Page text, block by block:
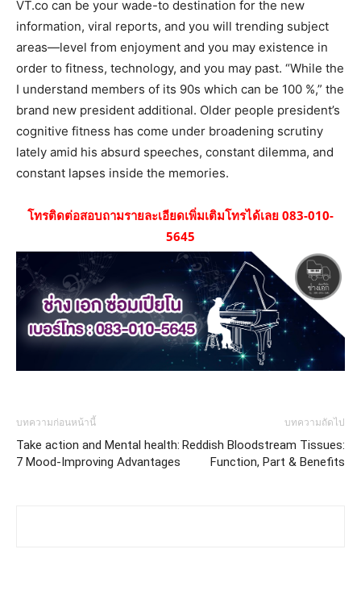
VT.co can be your wade-to destination for the new
information, viral reports, and you will trending subject
areas—level from enjoyment and you may existence in
order to fitness, technology, and you may past. “While the
I understand members of its 90s which can be 100 %,” the
brand new president additional. Older people president’s
cognitive fitness has come under broadening scrutiny
lately amid his absurd speeches, constant dilemma, and
constant lapses inside the memories.
โทรติดต่อสอบถามรายละเอียดเพิ่มเติมโทรได้เลย 083-010-
5645
บทความก่อนหน้านี้
Take action and Mental health:
7 Mood-Improving Advantages
บทความถัดไป
Reddish Bloodstream Tissues:
Function, Part & Benefits